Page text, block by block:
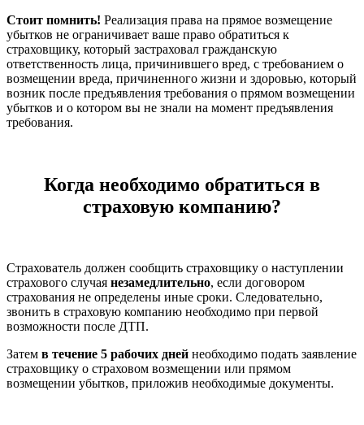
Стоит помнить! Реализация права на прямое возмещение
убытков не ограничивает ваше право обратиться к
страховщику, который застраховал гражданскую
ответственность лица, причинившего вред, с требованием о
возмещении вреда, причиненного жизни и здоровью, который
возник после предъявления требования о прямом возмещении
убытков и о котором вы не знали на момент предъявления
требования.
Когда необходимо обратиться в
страховую компанию?
Страхователь должен сообщить страховщику о наступ­лении
страхового случая незамедли­тельно, если договором
страхования не определены иные сроки. Следовательно,
звонить в страховую компанию необходимо при первой
возможности после ДТП.
Затем в течение 5 рабочих дней необходимо подать заявление
страховщику о страховом возмещении или прямом
возмещении убытков, приложив необходимые документы.